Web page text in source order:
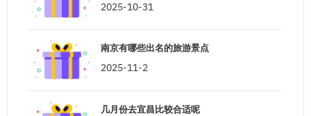
2025-10-31
南京有哪些出名的旅游景点
2025-11-2
几月份去宜昌比较合适呢